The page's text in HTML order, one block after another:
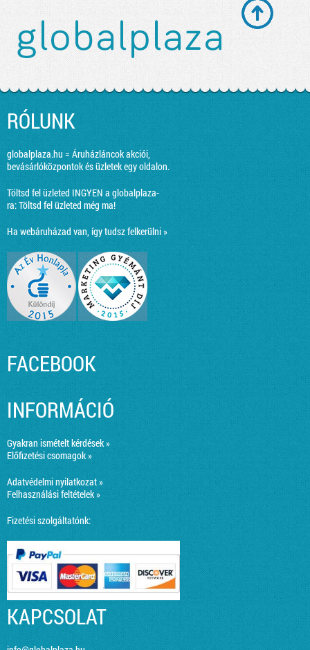
RÓLUNK
globalplaza.hu = Áruházláncok akciói,
bevásárlóközpontok és üzletek egy oldalon.
Töltsd fel üzleted INGYEN a globalplaza-
ra:Töltsd fel üzleted még ma!
Ha webáruházad van, így tudsz felkerülni »
FACEBOOK
INFORMÁCIÓ
Gyakran ismételt kérdések »
Előfizetési csomagok »
Adatvédelmi nyilatkozat »
Felhasználási feltételek »
Fizetési szolgáltatónk:
KAPCSOLAT